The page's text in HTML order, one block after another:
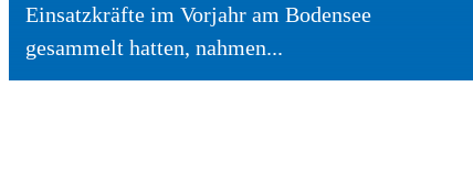
Einsatzkräfte im Vorjahr am Bodensee
gesammelt hatten, nahmen...